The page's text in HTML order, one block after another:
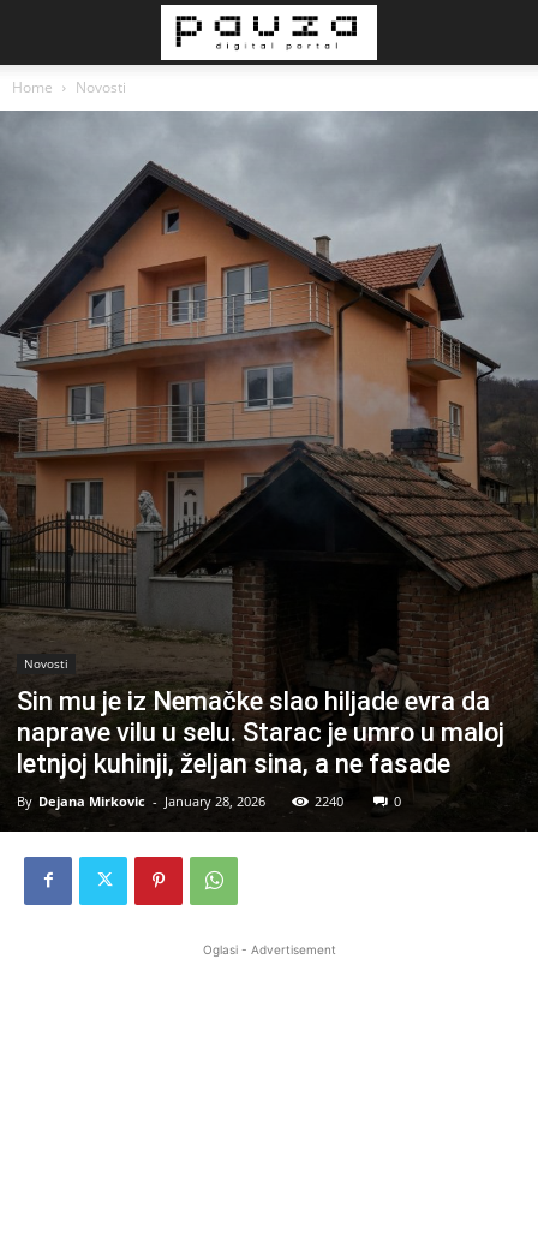
Home Novosti
Novosti
Sin mu je iz Nemačke slao hiljade evra da
naprave vilu u selu. Starac je umro u maloj
letnjoj kuhinji, željan sina, a ne fasade
By Dejana Mirkovic - January 28, 2026 2240 0
Oglasi - Advertisement